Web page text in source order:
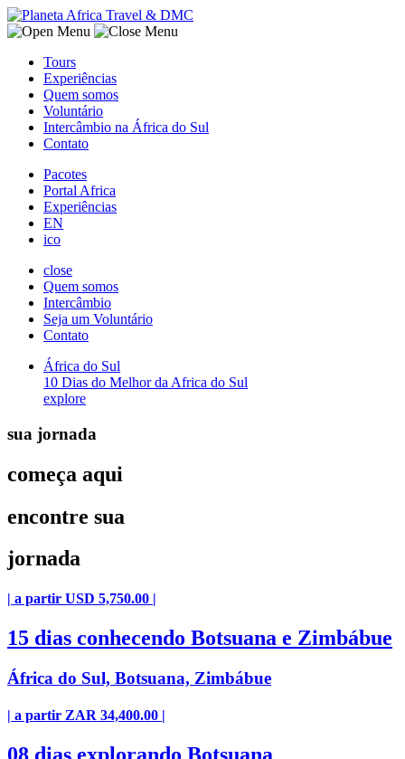
Tours
Experiências
Quem somos
Voluntário
Intercâmbio na África do Sul
Contato
Pacotes
Portal Africa
Experiências
EN
ico
close
Quem somos
Intercâmbio
Seja um Voluntário
Contato
África do Sul
10 Dias do Melhor da Africa do Sul
explore
sua jornada
começa aqui
encontre sua
jornada
| a partir USD 5,750.00 |
15 dias conhecendo Botsuana e Zimbábue
África do Sul, Botsuana, Zimbábue
| a partir ZAR 34,400.00 |